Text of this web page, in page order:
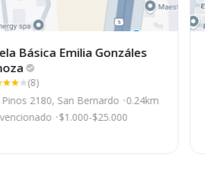
Básica Emilia Gonzáles
(8)
2180, San Bernardo 0.24km
$1.000-$25.000